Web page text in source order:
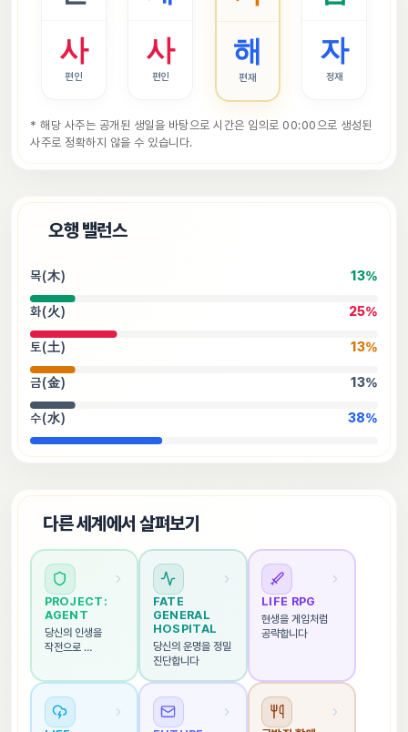
자
정재
해
편재
사
편인
사
편인
* 해당 사주는 공개된 생일을 바탕으로 시간은 임의로 00:00으로 생성된
사주로 정확하지 않을 수 있습니다.
오행 밸런스
목(木) 13%
화(火) 25%
토(土) 13%
금(金) 13%
수(水) 38%
다른 세계에서 살펴보기
PROJECT:
AGENT
당신의 인생을
작전으로
FATE
GENERAL
HOSPITAL
당신의 운명을 정밀
진단합니다
LIFE RPG
현생을 게임처럼
공략합니다